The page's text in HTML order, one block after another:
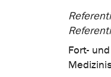
Fort-